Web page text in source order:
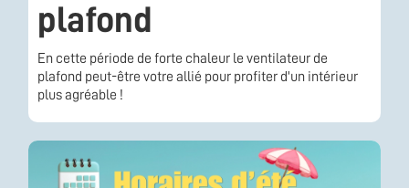
plafond
En cette période de forte chaleur le ventilateur de
plafond peut-être votre allié pour profiter d'un intérieur
plus agréable !